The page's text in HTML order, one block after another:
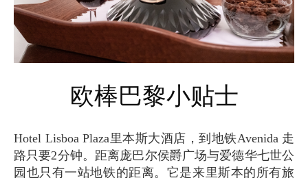
欧棒巴黎小贴士
Hotel Lisboa Plaza里本斯大酒店，到地铁Avenida 走
路只要2分钟。距离庞巴尔侯爵广场与爱德华七世公
园也只有一站地铁的距离。它是来里斯本的所有旅